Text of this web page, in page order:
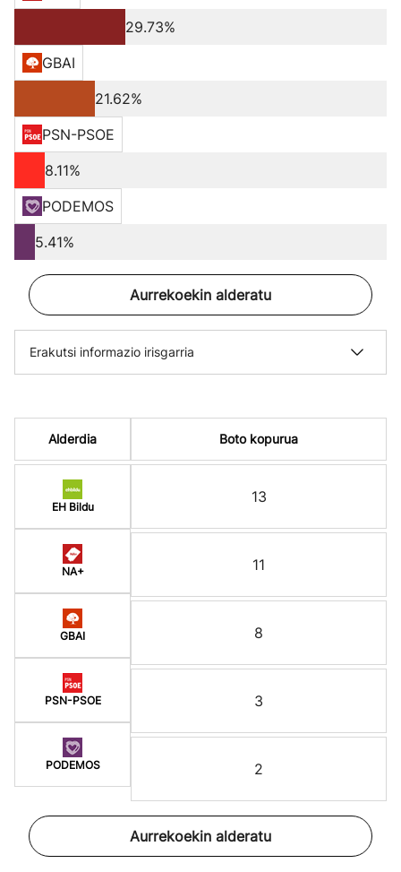
29.73%
GBAI
21.62%
PSN-PSOE
8.11%
PODEMOS
5.41%
Aurrekoekin alderatu
Erakutsi informazio irisgarria
Alderdia
EH Bildu
NA+
GBAI
PSN-PSOE
PODEMOS
Boto kopurua
13
11
8
3
2
Aurrekoekin alderatu